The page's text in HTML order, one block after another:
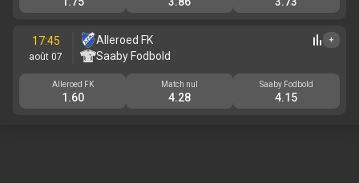
17:45
août 07
Alleroed FK
Saaby Fodbold
+
Alleroed FK
1.60
Match nul
4.28
Saaby Fodbold
4.15